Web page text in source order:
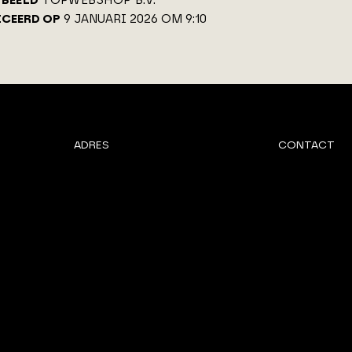
OP 9 JANUARI 2026 OM 9:10
ADRES
CONTACT